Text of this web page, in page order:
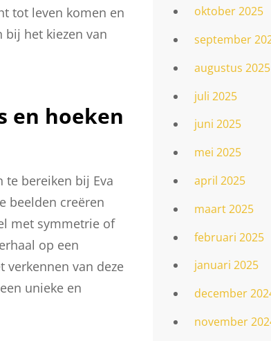
tot leven komen en
bij het kiezen van
en hoeken
bereiken bij Eva
beelden creëren
met symmetrie of
op een
verkennen van deze
unieke en
oktober 2025
september
augustus 2025
juli 2025
juni 2025
mei 2025
april 2025
maart 2025
februari 2025
januari 2025
december
november